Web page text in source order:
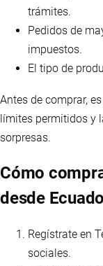
trámites.
Pedidos de
impuestos.
El tipo de
Antes de comprar,
límites permitidos y
sorpresas.
Cómo
desde
Regístrate en
sociales.